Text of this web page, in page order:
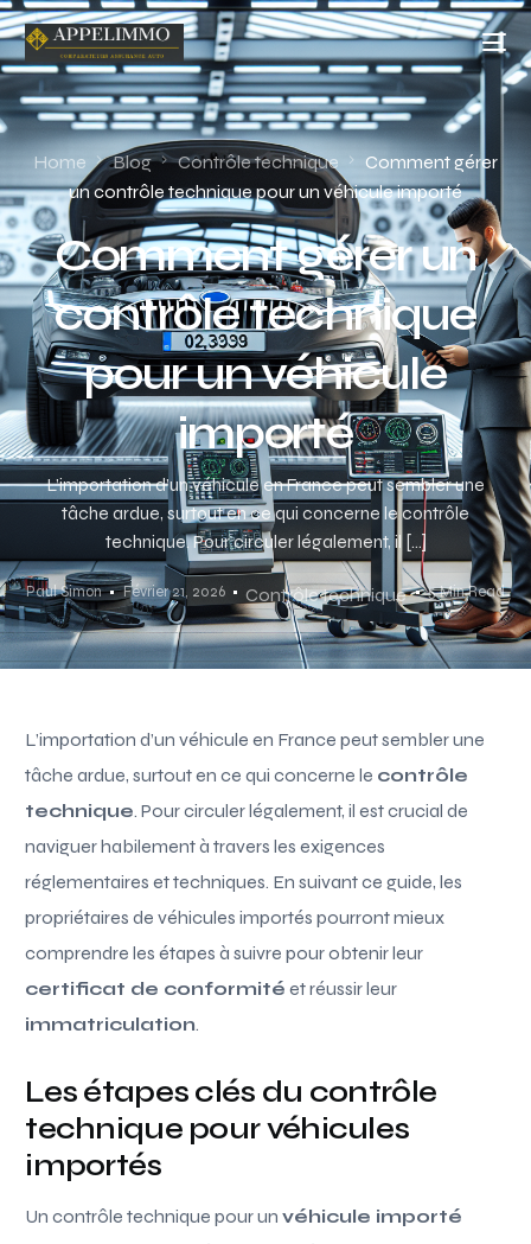
Home Blog Contrôle technique
Comment gérer
un contrôle technique pour un véhicule importé
Comment gérer un
contrôle technique
pour un véhicule
importé
L’importation d’un véhicule en France peut sembler une
tâche ardue, surtout en ce qui concerne le contrôle
technique. Pour circuler légalement, il […]
Paul Simon Février 21, 2026 Contrôle technique 5 Min Read
L’importation d’un véhicule en France peut sembler une
tâche ardue, surtout en ce qui concerne le contrôle
technique. Pour circuler légalement, il est crucial de
naviguer habilement à travers les exigences
réglementaires et techniques. En suivant ce guide, les
propriétaires de véhicules importés pourront mieux
comprendre les étapes à suivre pour obtenir leur
certificat de conformité et réussir leur
immatriculation.
Les étapes clés du contrôle
technique pour véhicules
importés
Un contrôle technique pour unvéhicule importé